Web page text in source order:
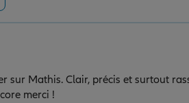
sur Mathis. Clair, précis et surtout
merci !